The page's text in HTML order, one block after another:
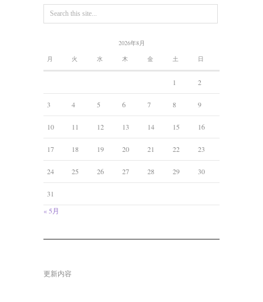
2026年8月
月 火 水 木 金 土 日
1 2
3 4 5 6 7 8 9
10 11 12 13 14 15 16
17 18 19 20 21 22 23
24 25 26 27 28 29 30
31
« 5月
更新内容